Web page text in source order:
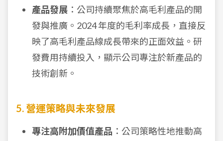
產品發展 ：公司持續聚焦於高毛利產品的開
發與推廣。2024 年度的毛利率成長，直接反
映了高毛利產品線成長帶來的正面效益。研
發費用持續投入，顯示公司專注於新產品的
技術創新。
5. 營運策略與未來發展
專注高附加價值產品 ：公司策略性地推動高